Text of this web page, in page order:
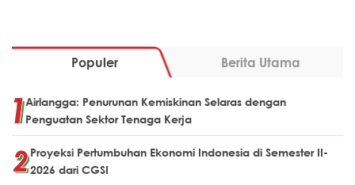
Populer Berita Utama
Airlangga: Penurunan Kemiskinan Selaras dengan
Penguatan Sektor Tenaga Kerja
Proyeksi Pertumbuhan Ekonomi Indonesia di Semester II-
2026 dari CGSI